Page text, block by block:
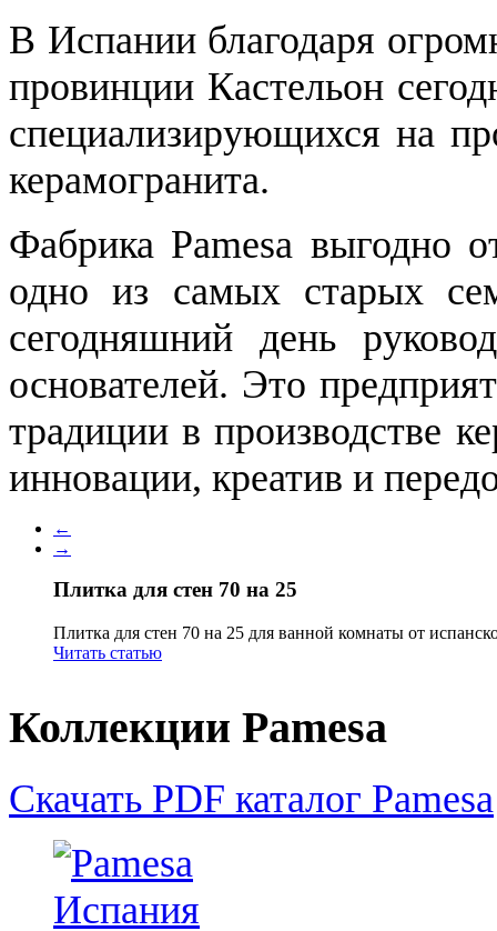
В Испании благодаря
провинции Кастельон
специализирующихся на
керамогранита.
Фабрика Pamesa выгодно
одно из самых старых
сегодняшний день
основателей. Это
традиции в производстве
инновации, креатив и
Плитка для стен 70 на 25
Плитка для стен 70 на 25 для ванной комнаты от
Читать статью
←
→
Коллекции Pamesa
Скачать PDF каталог Pamesa